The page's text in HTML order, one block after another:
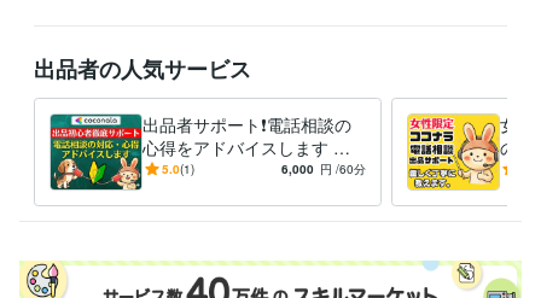
※離席中や通話中の場合でも、「この後お電話できますか？」などメッセ
折り返しご連絡し、優先的にご相談予約を承ります。
❤️うさぴょんの声（自己紹介）
https://coconala.com/blogs/2442027/760213
❤️うさぴょん【FMラジオ出演時の音声】
https://coconala.com/blogs/2442027/530041
経験職種
出品者の人気サービス
出品者サポート❗電話相談の
心得をアドバイスします 登
録34日でプラチナ！実績600
5.0(1) 6,000 円 /60分
女性
の練
千件